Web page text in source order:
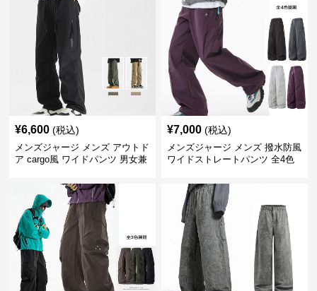
¥6,600 (税込)
メンズジャージ メンズ アウトド
ア cargo風 ワイドパンツ 男女兼
¥7,000 (税込)
メンズジャージ メンズ 撥水防風
ワイドストレートパンツ 全4色